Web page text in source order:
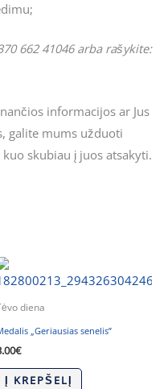
662 41046 arba rašykite:
informacijos ar Jus
galite mums užduoti
skubiau į juos atsakyti.
diena
„Geriausias senelis”
€
Į KREPŠELĮ